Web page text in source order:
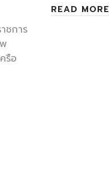
ชการ
รือ
READ MORE